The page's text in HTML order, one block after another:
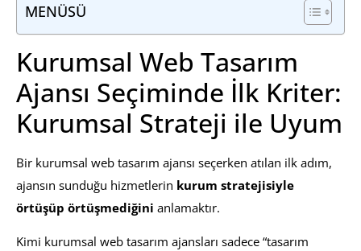
MENÜSÜ
Kurumsal Web Tasarım
Ajansı Seçiminde İlk Kriter:
Kurumsal Strateji ile Uyum
Bir kurumsal web tasarım ajansı seçerken atılan ilk adım,
ajansın sunduğu hizmetlerin kurum stratejisiyle
örtüşüp örtüşmediğini anlamaktır.
Kimi kurumsal web tasarım ajansları sadece “tasarım